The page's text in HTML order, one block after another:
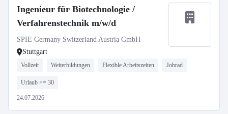
Ingenieur für Biotechnologie /
Verfahrenstechnik m/w/d
SPIE Germany Switzerland Austria GmbH
Stuttgart
Vollzeit Weiterbildungen Flexible Arbeitszeiten Jobrad
Urlaub >= 30
24.07.2026